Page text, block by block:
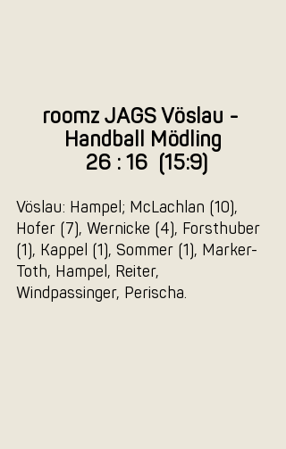
roomz JAGS Vöslau -
Handball Mödling
26 : 16  (15:9)
Vöslau: Hampel; McLachlan (10),
Hofer (7), Wernicke (4), Forsthuber
(1), Kappel (1), Sommer (1), Marker-
Toth, Hampel, Reiter,
Windpassinger, Perischa.